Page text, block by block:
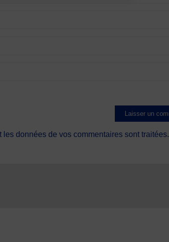
les données de vos commentaires sont traitées.